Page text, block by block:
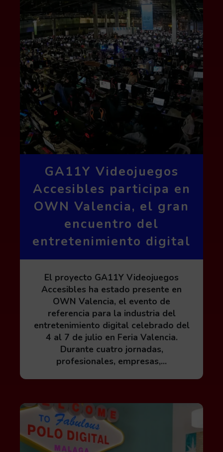
GA11Y Videojuegos
Accesibles participa en
OWN Valencia, el gran
encuentro del
entretenimiento digital
El proyecto GA11Y Videojuegos
Accesibles ha estado presente en
OWN Valencia, el evento de
referencia para la industria del
entretenimiento digital celebrado del
4 al 7 de julio en Feria Valencia.
Durante cuatro jornadas,
profesionales, empresas,...
Leer más acerca de Proceso de inscripción al